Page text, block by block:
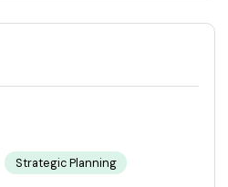
Strategic Planning